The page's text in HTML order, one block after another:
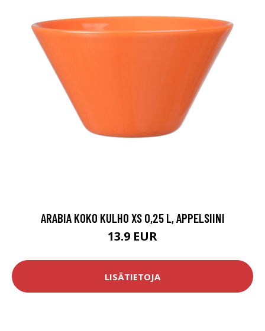
ARABIA KOKO KULHO XS 0,25 L, APPELSIINI
13.9 EUR
LISÄTIETOJA